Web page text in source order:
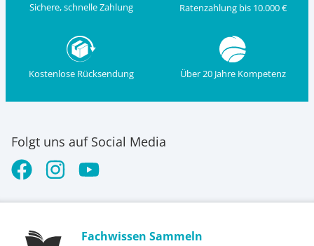
Sichere, schnelle Zahlung Ratenzahlung bis 10.000 €
Kostenlose Rücksendung Über 20 Jahre Kompetenz
Folgt uns auf Social Media
Fachwissen Sammeln